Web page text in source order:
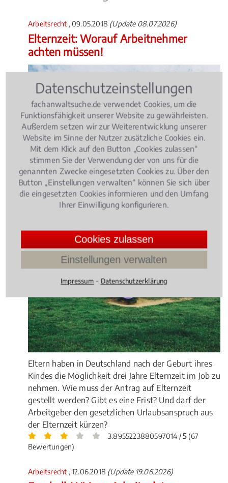
Arbeitsrecht , 09.05.2018 (Update 08.07.2026)
Elternzeit: Worauf Arbeitnehmer
achten müssen!
Eltern haben in Deutschland nach der Geburt ihres
Kindes die Möglichkeit drei Jahre Elternzeit im Job zu
nehmen. Wie muss der Antrag auf Elternzeit
gestellt werden? Gibt es eine Frist? Und darf der
Arbeitgeber den gesetzlichen Urlaubsanspruch aus
der Elternzeit kürzen?
3.8955223880597014 /5(67
Bewertungen)
Arbeitsrecht , 12.06.2018 (Update 19.06.2026)
Datenschutzeinstellungen
fachanwaltsuche.de verwendet Cookies, um die
Funktionsfähigkeit unserer Website zu gewährleisten.
Außerdem setzen wir zur Weiterentwicklung unserer
Website im Sinne der Nutzer zusätzliche Cookies ein.
Mit dem Klick auf den Button „Cookies zulassen“
stimmen Sie der Verwendung der von uns für die
genannten Zwecke eingesetzten Cookies zu. Über den
Button „Einstellungen verwalten“ können Sie sich über
die eingesetzten Cookies informieren und den Umfang
Ihrer Einwilligung konfigurieren.
Cookies zulassen
Einstellungen verwalten
Impressum ⁃ Datenschutzerklärung